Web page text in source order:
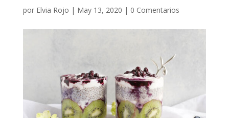
por Elvia Rojo | May 13, 2020 | 0 Comentarios